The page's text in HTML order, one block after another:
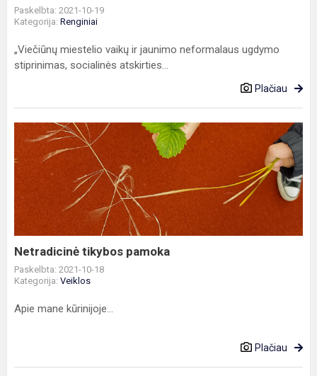
Paskelbta: 2021-10-19
Kategorija: Renginiai
„Viečiūnų miestelio vaikų ir jaunimo neformalaus ugdymo
stiprinimas, socialinės atskirties...
Plačiau
Netradicinė
tikybos
pamoka
Netradicinė tikybos pamoka
Paskelbta: 2021-10-18
Kategorija: Veiklos
Apie mane kūrinijoje...
Plačiau